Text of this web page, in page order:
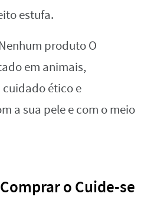
estufa.
produto O
em animais,
ético e
a sua pele e com o meio
o Cuide-se